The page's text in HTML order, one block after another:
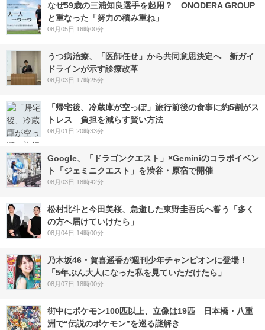
なぜ59歳の三浦知良選手を起用？ ONODERA GROUP
と重なった「努力の積み重ね」
08月05日 16時00分
うつ病治療、「医師任せ」から共同意思決定へ 新ガイ
ドラインが示す診療改革
08月03日 17時25分
「帰宅後、冷蔵庫が空っぽ」旅行前後の食事に約5割がス
トレス 負担を減らす賢い方法
08月01日 20時33分
Google、「ドラゴンクエスト」×Geminiのコラボイベン
ト「ジェミニクエスト」を渋谷・原宿で開催
08月03日 18時42分
松村北斗と今田美桜、急逝した東野圭吾氏へ誓う「多く
の方へ届けていけたら」
08月04日 14時00分
乃木坂46・賀喜遥香が週刊少年チャンピオンに登場！
「5年ぶん大人になった私を見ていただけたら」
08月07日 18時00分
街中にポケモン100匹以上、立像は19匹 日本橋・八重
洲で“伝説のポケモン”を巡る謎解き